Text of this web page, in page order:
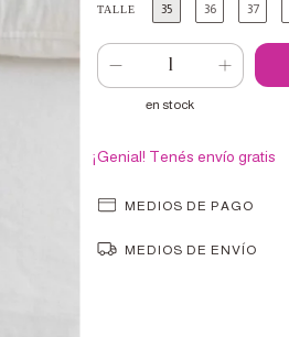
TALLE 35 36 37
en stock
¡Genial! Tenés envío gratis
MEDIOS DE PAGO
MEDIOS DE ENVÍO